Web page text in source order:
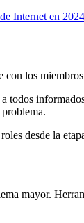
Internet en 2024
los
todos
desde la
mayor.